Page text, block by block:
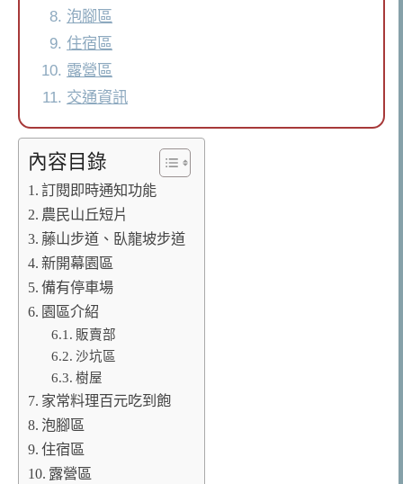
泡腳區
住宿區
露營區
交通資訊
內容目錄
訂閱即時通知功能
農民山丘短片
藤山步道、臥龍坡步道
新開幕園區
備有停車場
園區介紹
販賣部
沙坑區
樹屋
家常料理百元吃到飽
泡腳區
住宿區
露營區